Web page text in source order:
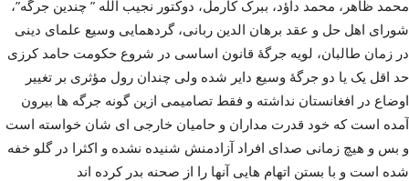
محمد ظاهر، محمد داؤد، ببرک کارمل، دوکتور نجیب الله ” چندین جرگه”،
شورای اهل حل و عقد برهان الدین ربانی، گردهمایی وسیع علمای دینی
در زمان طالبان، لویه جرگۀ قانون اساسی در شروع حکومت حامد کرزی
حد اقل یک یا دو جرگۀ وسیع دایر شده ولی چندان رول مؤثری بر تغییر
اوضاع در افغانستان نداشته و فقط تصامیمی ازین گونه جرگه ها بیرون
آمده است که خود قدرت مداران و حامیان خارجی ای شان خواسته است
و بس و هیچ زمانی صدای افراد آزادمنش شنیده نشده و اکثرا در گلو خفه
شده است و با بستن اتهام هایی آنها را از صحنه بدر کرده اند